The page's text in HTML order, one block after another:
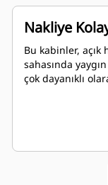
Nakliye
Bu kabinler, açık
sahasında
çok dayanıklı